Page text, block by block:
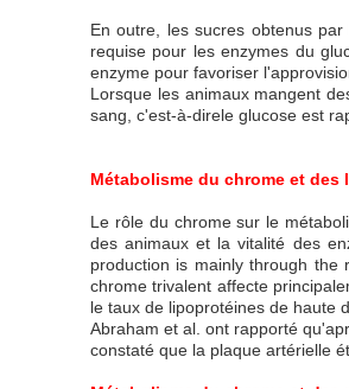
En outre, les sucres obtenus
requise pour les enzymes du
enzyme pour favoriser
Lorsque les animaux mangent
sang, c'est-à-direle glucose est
Métabolisme du chrome et des
Le rôle du chrome sur le
des animaux et la vitalité des
production is mainly through the
chrome trivalent affecte
le taux de lipoprotéines de haute
Abraham et al. ont rapporté
constaté que la plaque artérielle